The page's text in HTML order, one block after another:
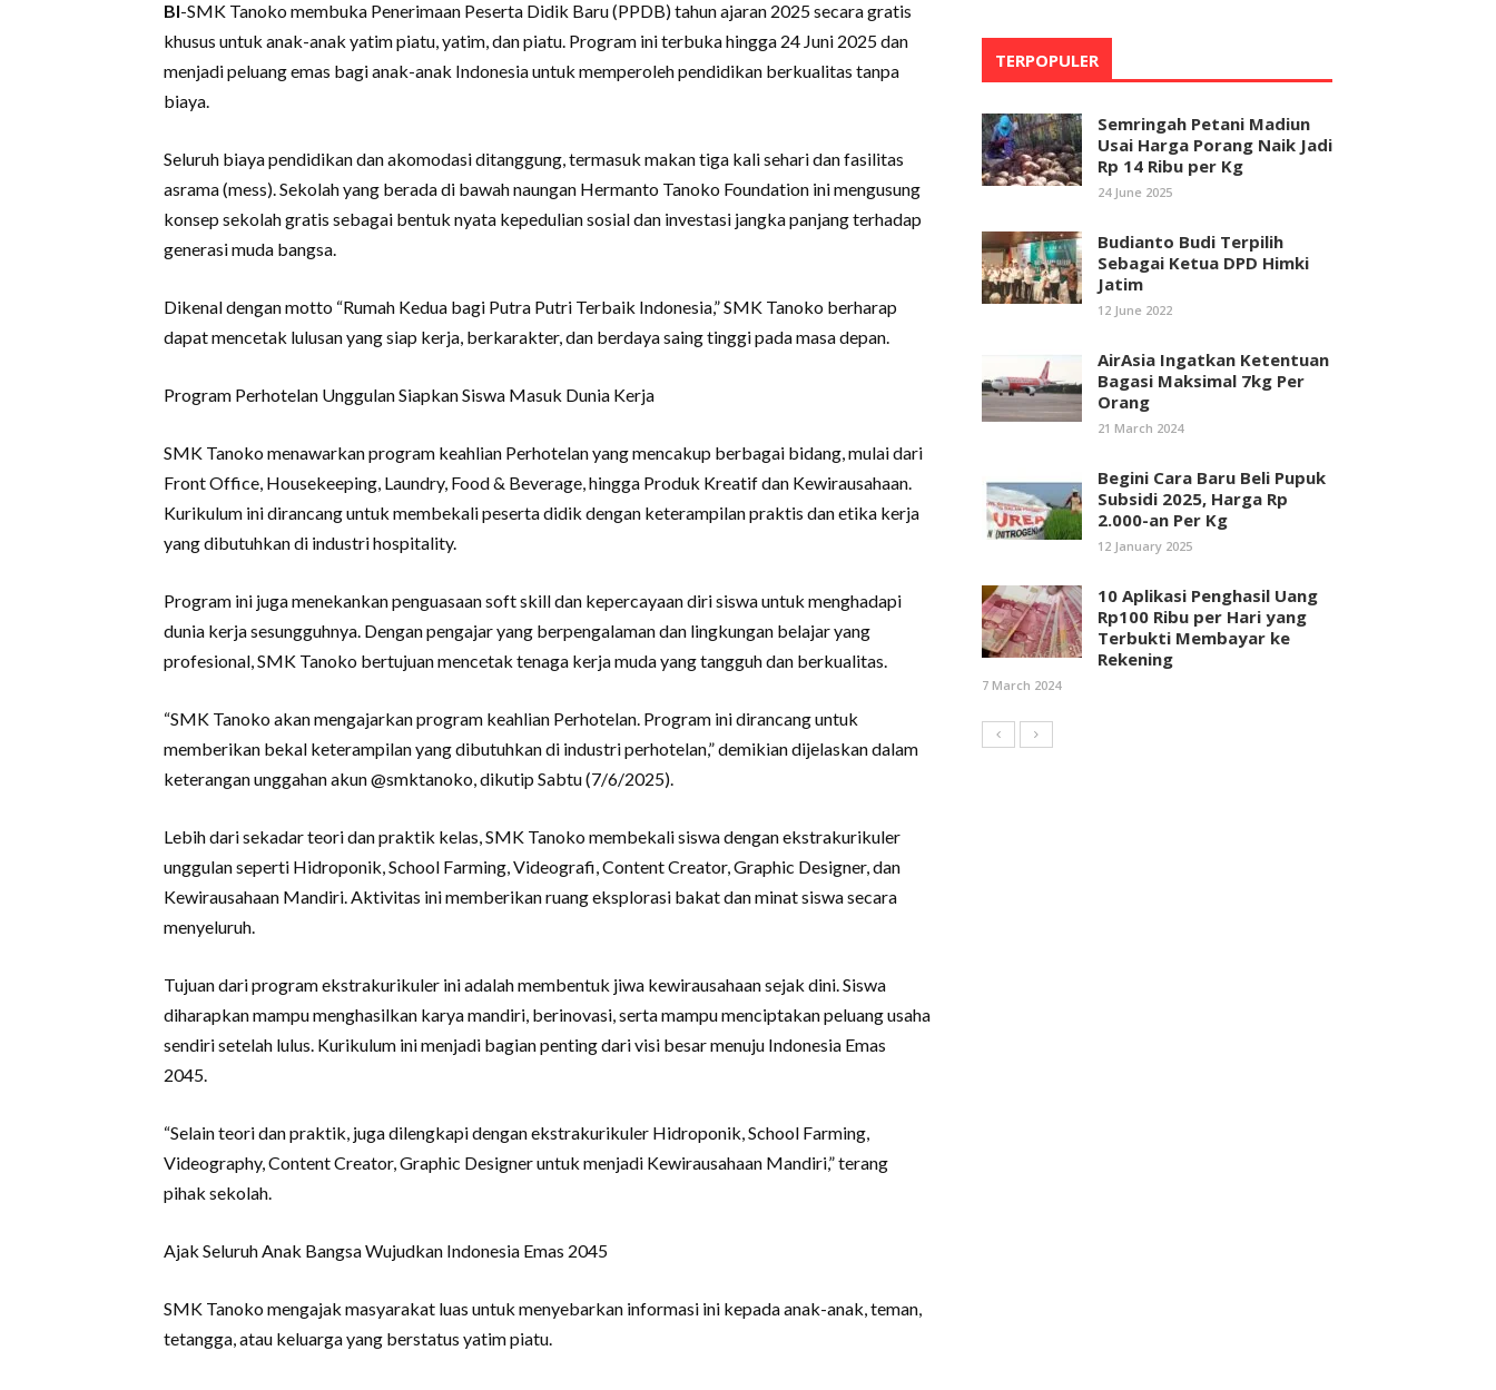
BI-SMK Tanoko membuka Penerimaan Peserta Didik Baru (PPDB) tahun ajaran 2025 secara gratis
khusus untuk anak-anak yatim piatu, yatim, dan piatu. Program ini terbuka hingga 24 Juni 2025 dan
menjadi peluang emas bagi anak-anak Indonesia untuk memperoleh pendidikan berkualitas tanpa
biaya.
Seluruh biaya pendidikan dan akomodasi ditanggung, termasuk makan tiga kali sehari dan fasilitas
asrama (mess). Sekolah yang berada di bawah naungan Hermanto Tanoko Foundation ini mengusung
konsep sekolah gratis sebagai bentuk nyata kepedulian sosial dan investasi jangka panjang terhadap
generasi muda bangsa.
Dikenal dengan motto “Rumah Kedua bagi Putra Putri Terbaik Indonesia,” SMK Tanoko berharap
dapat mencetak lulusan yang siap kerja, berkarakter, dan berdaya saing tinggi pada masa depan.
Program Perhotelan Unggulan Siapkan Siswa Masuk Dunia Kerja
SMK Tanoko menawarkan program keahlian Perhotelan yang mencakup berbagai bidang, mulai dari
Front Office, Housekeeping, Laundry, Food & Beverage, hingga Produk Kreatif dan Kewirausahaan.
Kurikulum ini dirancang untuk membekali peserta didik dengan keterampilan praktis dan etika kerja
yang dibutuhkan di industri hospitality.
Program ini juga menekankan penguasaan soft skill dan kepercayaan diri siswa untuk menghadapi
dunia kerja sesungguhnya. Dengan pengajar yang berpengalaman dan lingkungan belajar yang
profesional, SMK Tanoko bertujuan mencetak tenaga kerja muda yang tangguh dan berkualitas.
“SMK Tanoko akan mengajarkan program keahlian Perhotelan. Program ini dirancang untuk
memberikan bekal keterampilan yang dibutuhkan di industri perhotelan,” demikian dijelaskan dalam
keterangan unggahan akun @smktanoko, dikutip Sabtu (7/6/2025).
Lebih dari sekadar teori dan praktik kelas, SMK Tanoko membekali siswa dengan ekstrakurikuler
unggulan seperti Hidroponik, School Farming, Videografi, Content Creator, Graphic Designer, dan
Kewirausahaan Mandiri. Aktivitas ini memberikan ruang eksplorasi bakat dan minat siswa secara
menyeluruh.
Tujuan dari program ekstrakurikuler ini adalah membentuk jiwa kewirausahaan sejak dini. Siswa
diharapkan mampu menghasilkan karya mandiri, berinovasi, serta mampu menciptakan peluang usaha
sendiri setelah lulus. Kurikulum ini menjadi bagian penting dari visi besar menuju Indonesia Emas
2045.
“Selain teori dan praktik, juga dilengkapi dengan ekstrakurikuler Hidroponik, School Farming,
Videography, Content Creator, Graphic Designer untuk menjadi Kewirausahaan Mandiri,” terang
pihak sekolah.
Ajak Seluruh Anak Bangsa Wujudkan Indonesia Emas 2045
SMK Tanoko mengajak masyarakat luas untuk menyebarkan informasi ini kepada anak-anak, teman,
tetangga, atau keluarga yang berstatus yatim piatu.
TERPOPULER
Semringah Petani Madiun
Usai Harga Porang Naik Jadi
Rp 14 Ribu per Kg
24 June 2025
Budianto Budi Terpilih
Sebagai Ketua DPD Himki
Jatim
12 June 2022
AirAsia Ingatkan Ketentuan
Bagasi Maksimal 7kg Per
Orang
21 March 2024
Begini Cara Baru Beli Pupuk
Subsidi 2025, Harga Rp
2.000-an Per Kg
12 January 2025
10 Aplikasi Penghasil Uang
Rp100 Ribu per Hari yang
Terbukti Membayar ke
Rekening
7 March 2024